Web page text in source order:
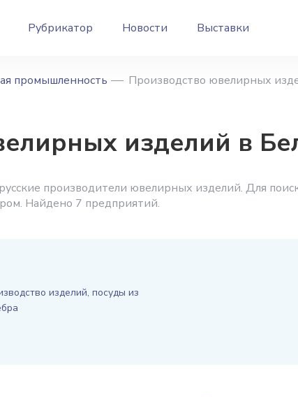
Рубрикатор Новости Выставки
промышленность Производство ювелирных
изделий в
производители ювелирных изделий. Для
Найдено 7 предприятий.
изделий, посуды из